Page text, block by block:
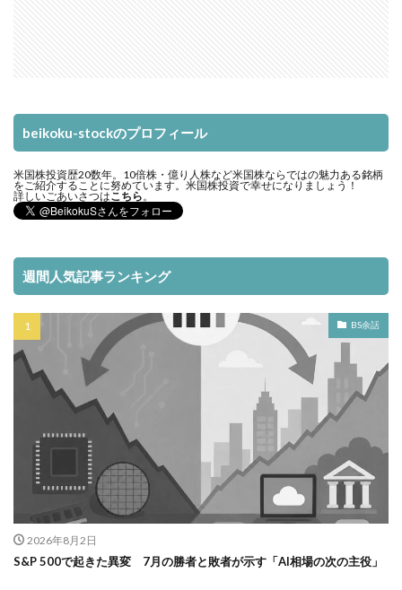
beikoku-stockのプロフィール
米国株投資歴20数年。10倍株・億り人株など米国株ならではの魅力ある銘柄
をご紹介することに努めています。米国株投資で幸せになりましょう！
詳しいごあいさつはこちら 。
週間人気記事ランキング
BS余話
2026年8月2日
S&P 500で起きた異変 7月の勝者と敗者が示す「AI相場の次の主役」